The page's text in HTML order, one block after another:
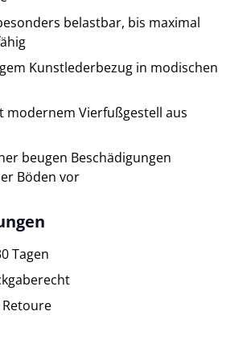
belastbar, bis maximal
Kunstlederbezug in modischen
modernem Vierfußgestell aus
beugen Beschädigungen
Böden vor
Tagen